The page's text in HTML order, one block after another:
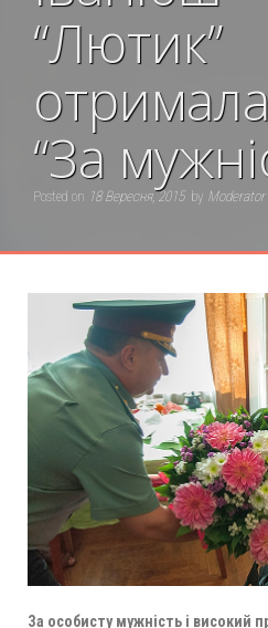
“Лютик”
“За
Posted on 18 Вересня, 2015 by Moderator
За особисту мужність і високий